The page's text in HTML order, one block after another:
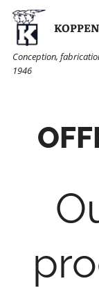
Conception,
1946